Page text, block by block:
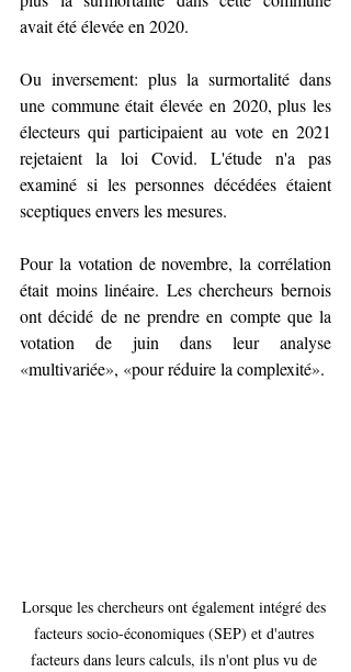
avait été élevée en 2020.
Ou inversement: plus la surmortalité dans
une commune était élevée en 2020, plus les
électeurs qui participaient au vote en 2021
rejetaient la loi Covid. L'étude n'a pas
examiné si les personnes décédées étaient
sceptiques envers les mesures.
Pour la votation de novembre, la corrélation
était moins linéaire. Les chercheurs bernois
ont décidé de ne prendre en compte que la
«multivariée», «pour réduire la complexité».
Lorsque les chercheurs ont également intégré des
facteurs socio-économiques (SEP) et d'autres
facteurs dans leurs calculs, ils n'ont plus vu de